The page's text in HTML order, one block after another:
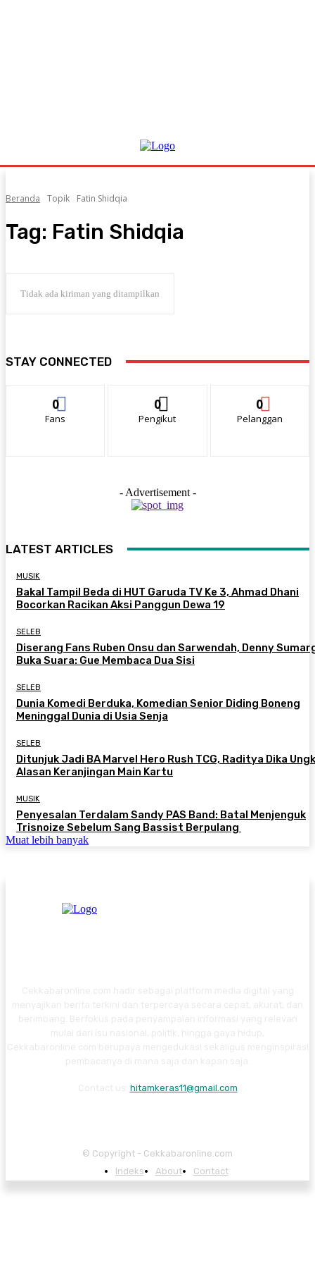
Beranda Topik Fatin Shidqia
Tag: Fatin Shidqia
Tidak ada kiriman yang ditampilkan
STAY CONNECTED
0
Fans
0
Pengikut
0
Pelanggan
- Advertisement -
LATEST ARTICLES
MUSIK
Bakal Tampil Beda di HUT Garuda TV Ke 3, Ahmad Dhani
Bocorkan Racikan Aksi Panggun Dewa 19
SELEB
Diserang Fans Ruben Onsu dan Sarwendah, Denny
Buka Suara: Gue Membaca Dua Sisi
SELEB
Dunia Komedi Berduka, Komedian Senior Diding Boneng
Meninggal Dunia di Usia Senja
SELEB
Ditunjuk Jadi BA Marvel Hero Rush TCG, Raditya Dika
Alasan Keranjingan Main Kartu
MUSIK
Penyesalan Terdalam Sandy PAS Band: Batal Menjenguk
Trisnoize Sebelum Sang Bassist Berpulang ​
Muat lebih banyak
hitamkeras11@gmail.com
© Copyright - Cekkabaronline.com
Indeks
About Contact